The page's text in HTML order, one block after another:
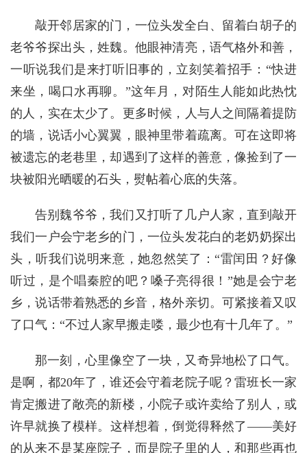
敲开邻居家的门，一位头发全白、留着白胡子的
老爷爷探出头，姓魏。他眼神清亮，语气格外和善，
一听说我们是来打听旧事的，立刻笑着招手：“快进
来坐，喝口水再聊。”这年月，对陌生人能如此热忱
的人，实在太少了。更多时候，人与人之间隔着提防
的墙，说话小心翼翼，眼神里带着疏离。可在这即将
被遗忘的老巷里，却遇到了这样的善意，像捡到了一
块被阳光晒暖的石头，熨帖着心底的失落。
告别魏爷爷，我们又打听了几户人家，直到敲开
我们一户会宁老乡的门，一位头发花白的老奶奶探出
头，听我们说明来意，她忽然笑了：“雷闰田？好像
听过，是个唱秦腔的吧？嗓子亮得很！”她是会宁老
乡，说话带着熟悉的乡音，格外亲切。可紧接着又叹
了口气：“不过人家早搬走喽，最少也有十几年了。”
那一刻，心里像空了一块，又奇异地松了口气。
是啊，都20年了，谁还会守着老院子呢？雷班长一家
肯定搬进了敞亮的新楼，小院子或许卖给了别人，或
许早就换了模样。这样想着，倒觉得释然了——美好
的从来不是某座院子，而是院子里的人，和那些再也